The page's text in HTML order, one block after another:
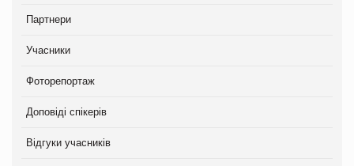
Партнери
Учасники
Фоторепортаж
Доповіді спікерів
Відгуки учасників